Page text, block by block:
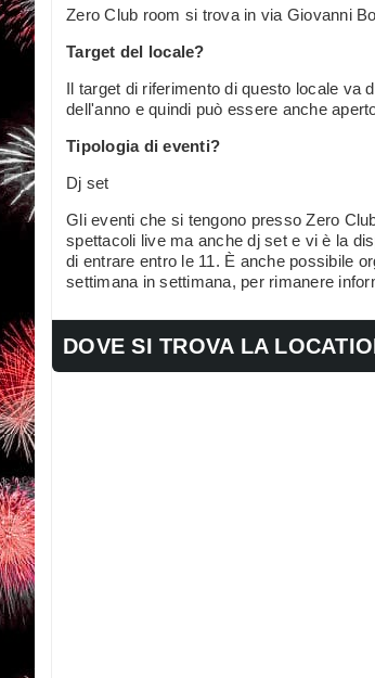
Zero Club room si trova in via Giovanni
Target del locale?
Il target di riferimento di questo locale va
dell'anno e quindi può essere anche
Tipologia di eventi?
Dj set
Gli eventi che si tengono presso Zero
spettacoli live ma anche dj set e vi è la
di entrare entro le 11. È anche possibile
settimana in settimana, per rimanere
DOVE SI TROVA LA